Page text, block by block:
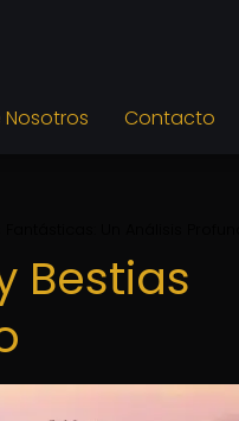
Nosotros Contacto
Bestias